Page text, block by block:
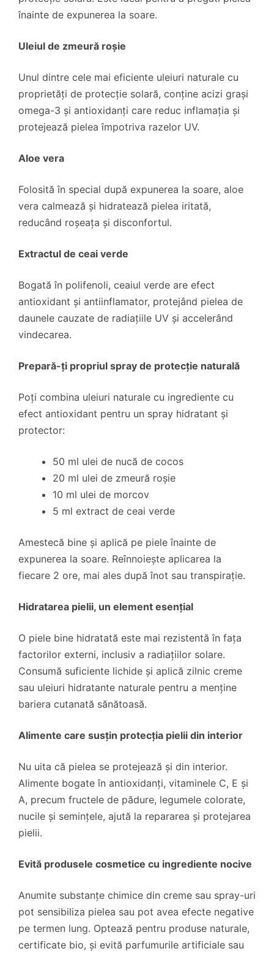
înainte de expunerea la soare.
Uleiul de zmeură roșie
Unul dintre cele mai eficiente uleiuri naturale cu
proprietăți de protecție solară, conține acizi grași
omega-3 și antioxidanți care reduc inflamația și
protejează pielea împotriva razelor UV.
Aloe vera
Folosită în special după expunerea la soare, aloe
vera calmează și hidratează pielea iritată,
reducând roșeața și disconfortul.
Extractul de ceai verde
Bogată în polifenoli, ceaiul verde are efect
antioxidant și antiinflamator, protejând pielea de
daunele cauzate de radiațiile UV și accelerând
vindecarea.
Prepară-ți propriul spray de protecție naturală
Poți combina uleiuri naturale cu ingrediente cu
efect antioxidant pentru un spray hidratant și
protector:
50 ml ulei de nucă de cocos
20 ml ulei de zmeură roșie
10 ml ulei de morcov
5 ml extract de ceai verde
Amestecă bine și aplică pe piele înainte de
expunerea la soare. Reînnoiește aplicarea la
fiecare 2 ore, mai ales după înot sau transpirație.
Hidratarea pielii, un element esențial
O piele bine hidratată este mai rezistentă în fața
factorilor externi, inclusiv a radiațiilor solare.
Consumă suficiente lichide și aplică zilnic creme
sau uleiuri hidratante naturale pentru a menține
bariera cutanată sănătoasă.
Alimente care susțin protecția pielii din interior
Nu uita că pielea se protejează și din interior.
Alimente bogate în antioxidanți, vitaminele C, E și
A, precum fructele de pădure, legumele colorate,
nucile și semințele, ajută la repararea și protejarea
pielii.
Evită produsele cosmetice cu ingrediente nocive
Anumite substanțe chimice din creme sau spray-uri
pot sensibiliza pielea sau pot avea efecte negative
pe termen lung. Optează pentru produse naturale,
certificate bio, și evită parfumurile artificiale sau